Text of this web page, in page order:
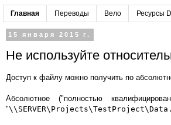
Главная Переводы Вело Ресурсы
15 января 2015 г.
Не используйте
Доступ к файлу можно получить по
Абсолютное ("полностью
"